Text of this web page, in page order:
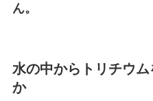
ん。
水の中からトリチウ
か